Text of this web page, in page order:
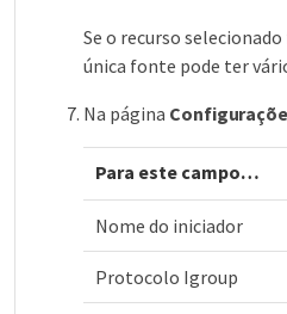
Se o recurso
única fonte pode ter
Na página
Para este campo…​
Nome do iniciador
Protocolo Igroup